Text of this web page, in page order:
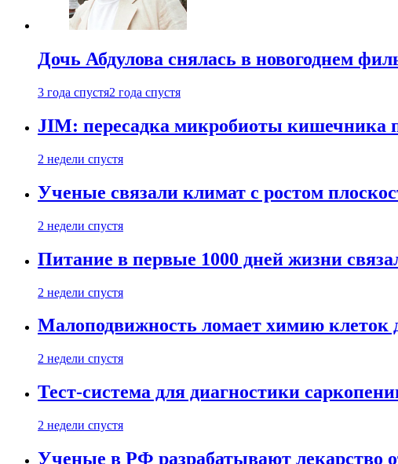
Дочь Абдулова снялась в новогоднем
3 года спустя2 года спустя
JIM: пересадка микробиоты кишечника
2 недели спустя
Ученые связали климат с ростом
2 недели спустя
Питание в первые 1000 дней жизни
2 недели спустя
Малоподвижность ломает химию клеток
2 недели спустя
Тест-система для диагностики
2 недели спустя
Ученые в РФ разрабатывают лекарство